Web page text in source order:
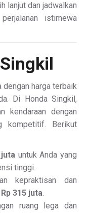
lanjut dan jadwalkan
istimewa
dengan harga terbaik
Di Honda Singkil,
kendaraan dengan
kompetitif. Berikut
juta untuk Anda yang
tinggi.
kepraktisan dan
Rp 315 juta.
ruang lega dan